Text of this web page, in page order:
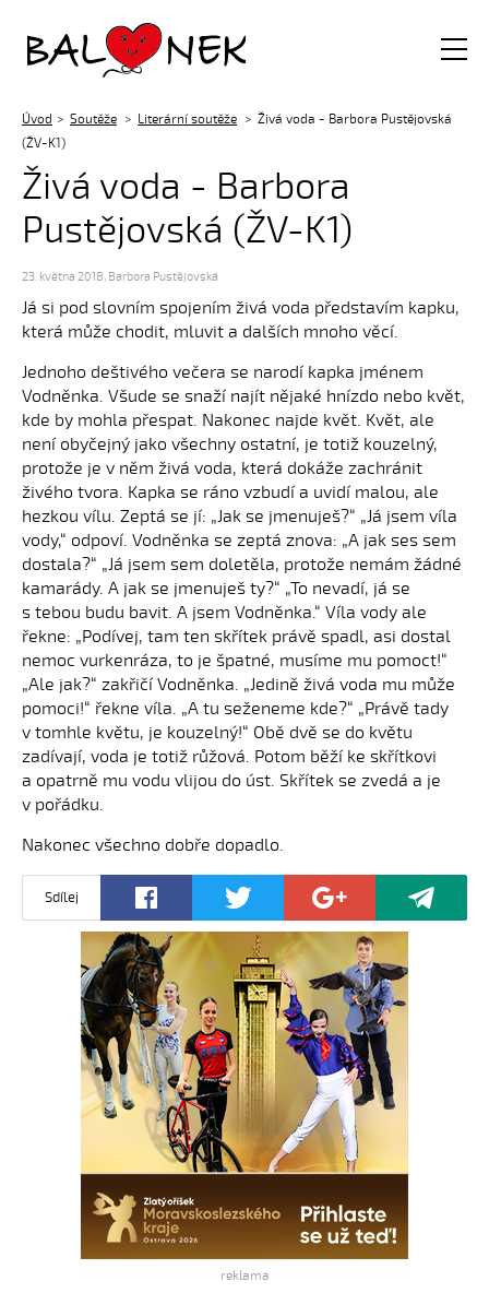
Balónek z.s.
Úvod Soutěže Literární soutěže
Živá voda - Barbora Pustějovská
(ŽV-K1)
Živá voda - Barbora
Pustějovská (ŽV-K1)
23. května 2018, Barbora Pustějovská
Já si pod slovním spojením živá voda představím kapku,
která může chodit, mluvit a dalších mnoho věcí.
Jednoho deštivého večera se narodí kapka jménem
Vodněnka. Všude se snaží najít nějaké hnízdo nebo květ,
kde by mohla přespat. Nakonec najde květ. Květ, ale
není obyčejný jako všechny ostatní, je totiž kouzelný,
protože je v něm živá voda, která dokáže zachránit
živého tvora. Kapka se ráno vzbudí a uvidí malou, ale
hezkou vílu. Zeptá se jí: „Jak se jmenuješ?“ „Já jsem víla
vody,“ odpoví. Vodněnka se zeptá znova: „A jak ses sem
dostala?“ „Já jsem sem doletěla, protože nemám žádné
kamarády. A jak se jmenuješ ty?“ „To nevadí, já se
s tebou budu bavit. A jsem Vodněnka.“ Víla vody ale
řekne: „Podívej, tam ten skřítek právě spadl, asi dostal
nemoc vurkenráza, to je špatné, musíme mu pomoct!“
„Ale jak?“ zakřičí Vodněnka. „Jedině živá voda mu může
pomoci!“ řekne víla. „A tu seženeme kde?“ „Právě tady
v tomhle květu, je kouzelný!“ Obě dvě se do květu
zadívají, voda je totiž růžová. Potom běží ke skřítkovi
a opatrně mu vodu vlijou do úst. Skřítek se zvedá a je
v pořádku.
Nakonec všechno dobře dopadlo.
Sdílej
reklama